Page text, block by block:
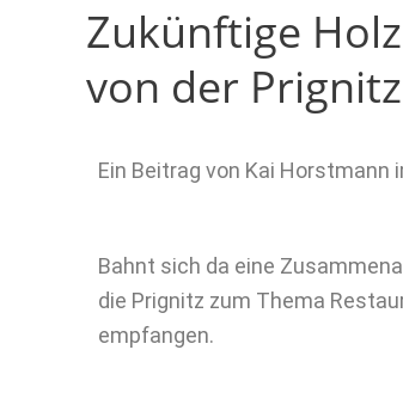
Zukünftige
von der Prignitz
Ein Beitrag von Kai Horstmann
Bahnt sich da eine
die Prignitz zum Thema
empfangen.